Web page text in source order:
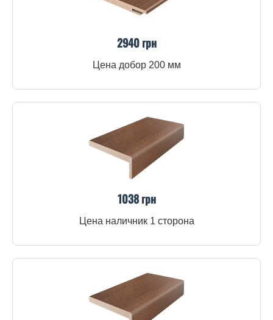
2940 грн
Цена добор 200 мм
1038 грн
Цена наличник 1 сторона